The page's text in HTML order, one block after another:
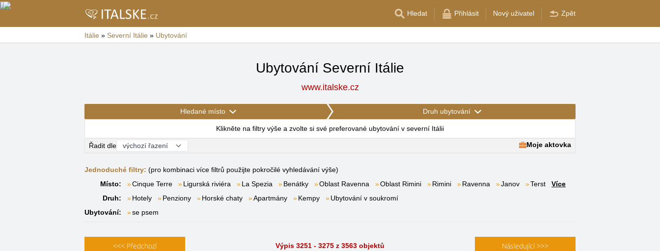
Hledat Přihlásit Nový uživatel Zpět
Itálie » Severní Itálie » Ubytování
Ubytování Severní Itálie
www.italske.cz
Hledané místo Druh ubytování
Klikněte na filtry výše a zvolte si své preferované ubytování v severní Itálii
Řadit dle Moje aktovka
Jednoduché filtry: (pro kombinaci více filtrů použijte pokročilé vyhledávání výše)
Místo:
Cinque Terre Ligurská riviéra La Spezia Benátky Oblast Ravenna Oblast Rimini Rimini Ravenna Janov Terst
Více
Druh:
Hotely Penziony Horské chaty Apartmány Kempy
Ubytování v soukromí
Ubytování:
se psem
<<< Předchozí Výpis 3251 - 3275 z 3563 objektů Následující>>>